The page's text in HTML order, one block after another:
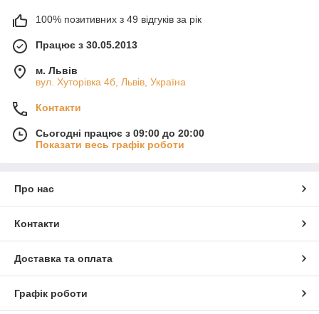
100% позитивних з 49 відгуків за рік
Працює з 30.05.2013
м. Львів
вул. Хуторівка 4б, Львів, Україна
Контакти
Сьогодні працює з 09:00 до 20:00
Показати весь графік роботи
Про нас
Контакти
Доставка та оплата
Графік роботи